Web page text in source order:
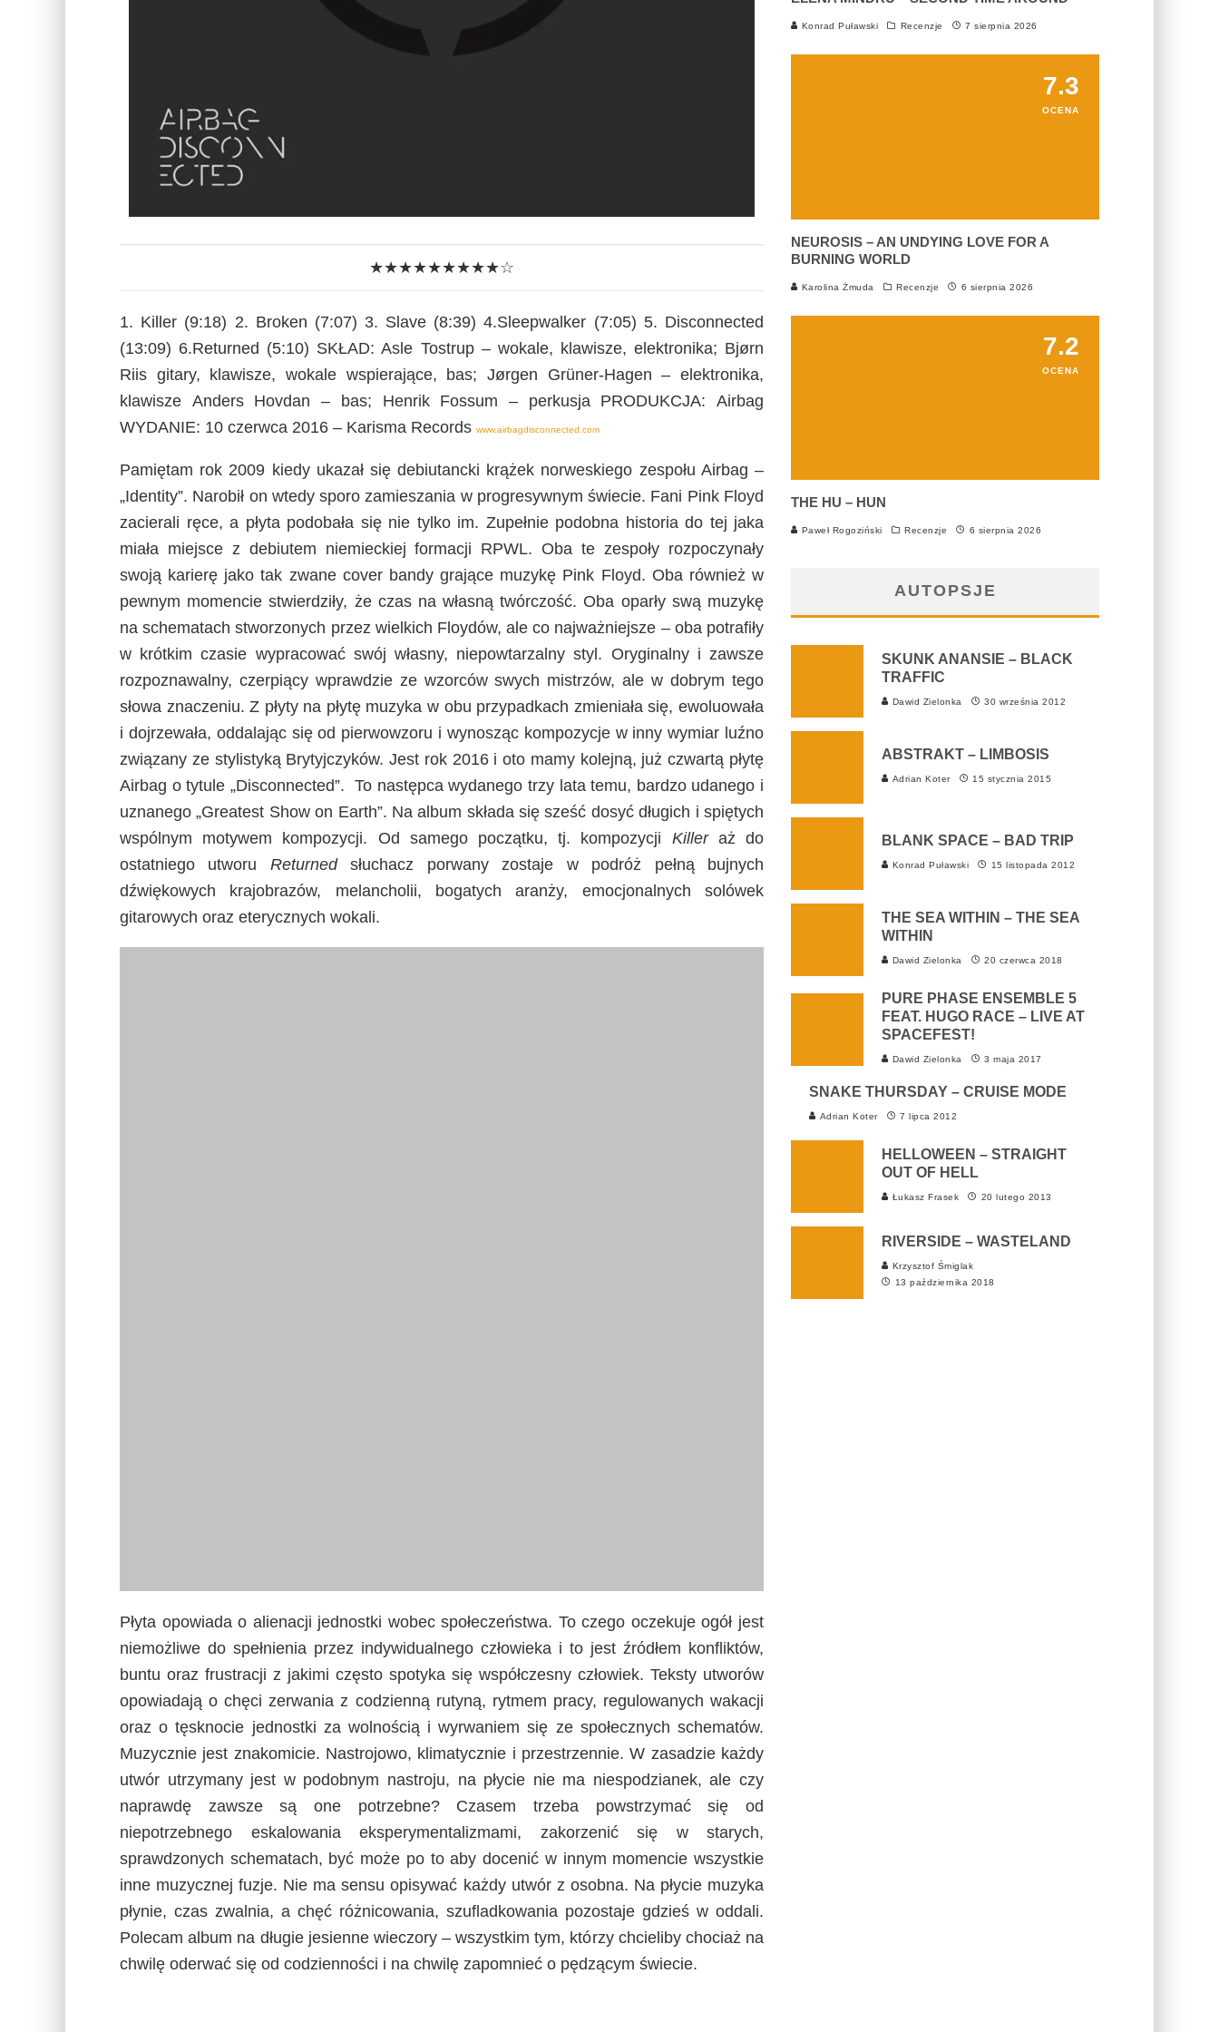
★★★★★★★★★☆
1. Killer (9:18) 2. Broken (7:07) 3. Slave (8:39) 4.Sleepwalker (7:05) 5. Disconnected
(13:09) 6.Returned (5:10) SKŁAD: Asle Tostrup – wokale, klawisze, elektronika; Bjørn
Riis gitary, klawisze, wokale wspierające, bas; Jørgen Grüner-Hagen – elektronika,
klawisze Anders Hovdan – bas; Henrik Fossum – perkusja PRODUKCJA: Airbag
WYDANIE: 10 czerwca 2016 – Karisma Records www.airbagdisconnected.com
Pamiętam rok 2009 kiedy ukazał się debiutancki krążek norweskiego zespołu Airbag –
„Identity”. Narobił on wtedy sporo zamieszania w progresywnym świecie. Fani Pink Floyd
zacierali ręce, a płyta podobała się nie tylko im. Zupełnie podobna historia do tej jaka
miała miejsce z debiutem niemieckiej formacji RPWL. Oba te zespoły rozpoczynały
swoją karierę jako tak zwane cover bandy grające muzykę Pink Floyd. Oba również w
pewnym momencie stwierdziły, że czas na własną twórczość. Oba oparły swą muzykę
na schematach stworzonych przez wielkich Floydów, ale co najważniejsze – oba potrafiły
w krótkim czasie wypracować swój własny, niepowtarzalny styl. Oryginalny i zawsze
rozpoznawalny, czerpiący wprawdzie ze wzorców swych mistrzów, ale w dobrym tego
słowa znaczeniu. Z płyty na płytę muzyka w obu przypadkach zmieniała się, ewoluowała
i dojrzewała, oddalając się od pierwowzoru i wynosząc kompozycje w inny wymiar luźno
związany ze stylistyką Brytyjczyków. Jest rok 2016 i oto mamy kolejną, już czwartą płytę
Airbag o tytule „Disconnected”. To następca wydanego trzy lata temu, bardzo udanego i
uznanego „Greatest Show on Earth”. Na album składa się sześć dosyć długich i spiętych
wspólnym motywem kompozycji. Od samego początku, tj. kompozycji Killeraż do
ostatniego utworu Returnedsłuchacz porwany zostaje w podróż pełną bujnych
dźwiękowych krajobrazów, melancholii, bogatych aranży, emocjonalnych solówek
gitarowych oraz eterycznych wokali.
PREVIOUS
OCEAN OF NOISE – STILL IN A
DREAM (EP)
DANIELSSON NESET LUND –
SUN BLOWING
Redakcja
Zgodnie z powszechną opinią krytykować potrafi każdy. Dużo rzadszą
umiejętnością jest głębsza refleksja i wnikliwa ocena zjawiska. Jeszcze rzadziej
zdarza się formułować własne, oryginalne sądy w taki sposób, by swą
atrakcyjnością same przyciągnęły odbiorcę. Wierzymy, że rzetelna krytyka
muzyczna może, i powinna być, prawdziwą sztuką, dlatego stworzyliśmy serwis
Laboratorium Muzycznych Fuzji.
Konrad Puławski Recenzje 7 sierpnia 2026
7.3
OCENA
NEUROSIS – AN UNDYING LOVE FOR A
BURNING WORLD
Karolina Żmuda Recenzje 6 sierpnia 2026
7.2
OCENA
THE HU – HUN
Paweł Rogoziński Recenzje 6 sierpnia 2026
AUTOPSJE
SKUNK ANANSIE – BLACK
TRAFFIC
Dawid Zielonka 30 września 2012
ABSTRAKT – LIMBOSIS
Adrian Koter 15 stycznia 2015
BLANK SPACE – BAD TRIP
Konrad Puławski 15 listopada 2012
THE SEA WITHIN – THE SEA
WITHIN
Dawid Zielonka 20 czerwca 2018
PURE PHASE ENSEMBLE 5
FEAT. HUGO RACE – LIVE AT
SPACEFEST!
Dawid Zielonka 3 maja 2017
SNAKE THURSDAY – CRUISE MODE
Adrian Koter 7 lipca 2012
HELLOWEEN – STRAIGHT
OUT OF HELL
Łukasz Frasek 20 lutego 2013
RIVERSIDE – WASTELAND
Krzysztof Śmiglak
13 października 2018